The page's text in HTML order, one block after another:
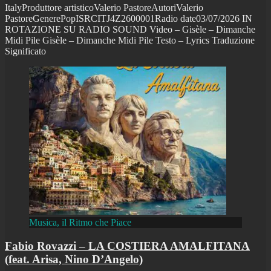
ItalyProduttore artisticoValerio PastoreAutoriValerio
PastoreGenerePopISRCITJ4Z2600001Radio date03/07/2026 IN
ROTAZIONE SU RADIO SOUND Video – Gisèle – Dimanche
Midi Pile Gisèle – Dimanche Midi Pile Testo – Lyrics Traduzione
Significato
Musica, il Ritmo che Piace
Fabio Rovazzi – LA COSTIERA AMALFITANA
(feat. Arisa, Nino D’Angelo)